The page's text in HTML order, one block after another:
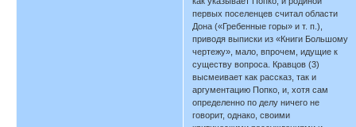
первых поселенцев считал области
Дона («Гребенные горы» и т. п.),
приводя выписки из «Книги Большому
чертежу», мало, впрочем, идущие к
существу вопроса. Кравцов (3)
высмеивает как рассказ, так и
аргументацию Попко, и, хотя сам
определенно по делу ничего не
говорит, однако, своими